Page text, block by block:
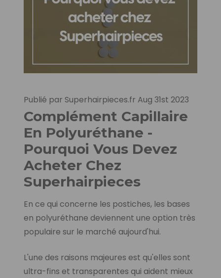
Publié par Superhairpieces.fr Aug 31st 2023
Complément Capillaire
En Polyuréthane -
Pourquoi Vous Devez
Acheter Chez
Superhairpieces
En ce qui concerne les postiches, les bases
en polyuréthane deviennent une option très
populaire sur le marché aujourd'hui.
L'une des raisons majeures est qu'elles sont
ultra-fins et transparentes qui aident mieux